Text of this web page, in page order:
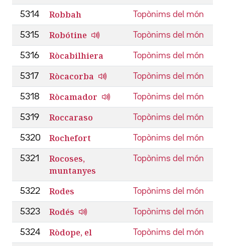
5314 Robbah Topònims del món
5315 Robótine Topònims del món
5316 Ròcabilhiera Topònims del món
5317 Ròcacorba Topònims del món
5318 Ròcamador Topònims del món
5319 Roccaraso Topònims del món
5320 Rochefort Topònims del món
5321
Rocoses,
muntanyes
Topònims del món
5322 Rodes Topònims del món
5323 Rodés Topònims del món
5324 Ròdope, el Topònims del món